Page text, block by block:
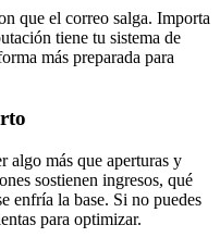
que el correo salga. Importa
tiene tu sistema de
más preparada para
algo más que aperturas y
sostienen ingresos, qué
enfría la base. Si no puedes
para optimizar.